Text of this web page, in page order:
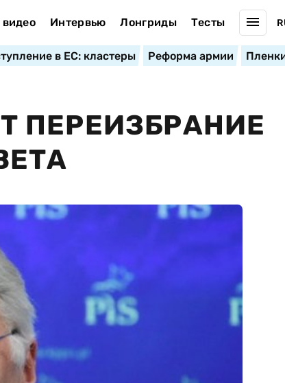
Интервью Лонгриды Тесты
в ЕС: кластеры Реформа армии
ПЕРЕИЗБРАНИЕ